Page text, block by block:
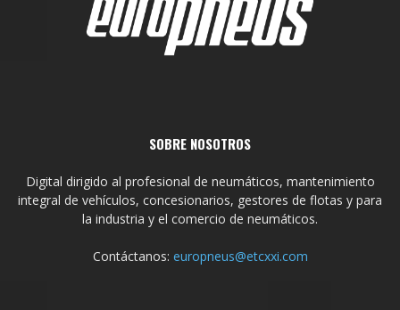
SOBRE NOSOTROS
Digital dirigido al profesional de neumáticos, mantenimiento
integral de vehículos, concesionarios, gestores de flotas y para
la industria y el comercio de neumáticos.
Contáctanos: europneus@etcxxi.com